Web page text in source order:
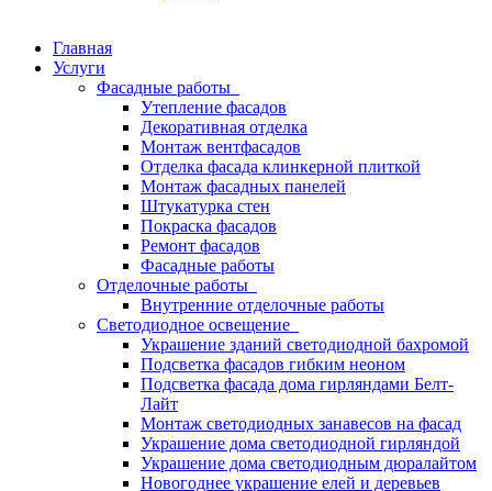
Главная
Услуги
Фасадные работы
Утепление фасадов
Декоративная отделка
Монтаж вентфасадов
Отделка фасада клинкерной плиткой
Монтаж фасадных панелей
Штукатурка стен
Покраска фасадов
Ремонт фасадов
Фасадные работы
Отделочные работы
Внутренние отделочные работы
Светодиодное освещение
Украшение зданий светодиодной бахромой
Подсветка фасадов гибким неоном
Подсветка фасада дома гирляндами Белт-
Лайт
Монтаж светодиодных занавесов на фасад
Украшение дома светодиодной гирляндой
Украшение дома светодиодным дюралайтом
Новогоднее украшение елей и деревьев